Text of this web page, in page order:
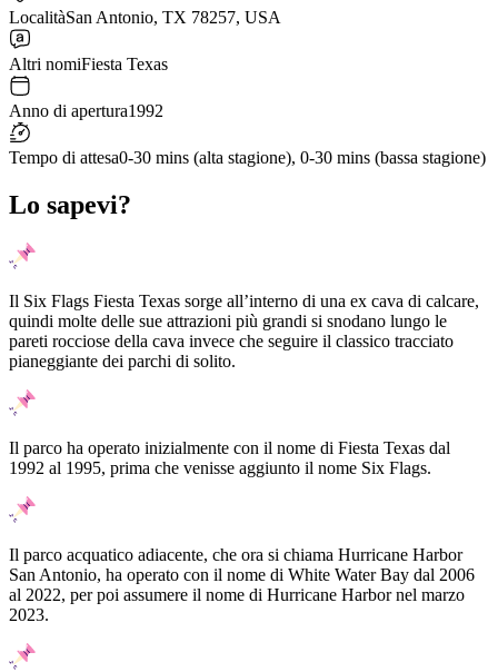
LocalitàSan Antonio, TX 78257, USA
Altri nomiFiesta Texas
Anno di apertura1992
Tempo di attesa0-30 mins (alta stagione), 0-30 mins (bassa stagione)
Lo sapevi?
Il Six Flags Fiesta Texas sorge all’interno di una ex cava di calcare,
quindi molte delle sue attrazioni più grandi si snodano lungo le
pareti rocciose della cava invece che seguire il classico tracciato
pianeggiante dei parchi di solito.
Il parco ha operato inizialmente con il nome di Fiesta Texas dal
1992 al 1995, prima che venisse aggiunto il nome Six Flags.
Il parco acquatico adiacente, che ora si chiama Hurricane Harbor
San Antonio, ha operato con il nome di White Water Bay dal 2006
al 2022, per poi assumere il nome di Hurricane Harbor nel marzo
2023.